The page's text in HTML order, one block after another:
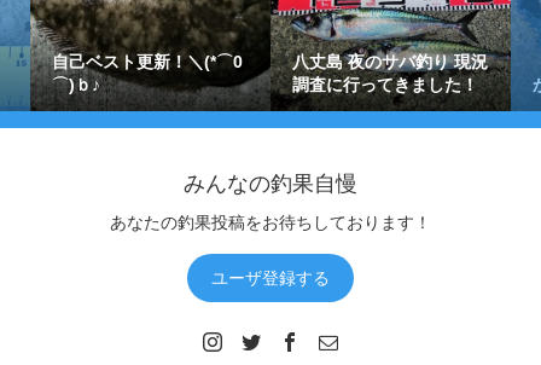
自己ベスト更新！＼(*⌒0
⌒)ｂ♪
八丈島 夜のサバ釣り 現況
調査に行ってきました！
みんなの釣果自慢
あなたの釣果投稿をお待ちしております！
ユーザ登録する